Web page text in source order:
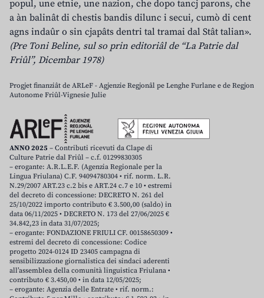
popul, une etnie, une nazion, che dopo tancj parons, che
a àn balinât di chestis bandis dilunc i secui, cumò di cent
agns indaûr o sin cjapâts dentri tal tramai dal Stât talian».
(Pre Toni Beline, sul so prin editoriâl de “La Patrie dal
Friûl”, Dicembar 1978)
Progjet finanziât de ARLeF - Agjenzie Regjonâl pe Lenghe Furlane e de Regjon
Autonome Friûl-Vignesie Julie
ANNO 2025 – Contributi ricevuti da Clape di
Culture Patrie dal Friûl – c.f. 01299830305
– erogante: A.R.L.E.F. (Agenzia Regionale per la
Lingua Friulana) C.F. 94094780304 • rif. norm. L.R.
N.29/2007 ART.23 c.2 bis e ART.24 c.7 e 10 • estremi
del decreto di concessione: DECRETO N. 261 del
25/10/2022 importo contributo € 3.500,00 (saldo) in
data 06/11/2025 • DECRETO N. 173 del 27/06/2025 €
34.842,23 in data 31/07/2025;
– erogante: FONDAZIONE FRIULI CF. 00158650309 •
estremi del decreto di concessione: Codice
progetto 2024-0124 ID 23405 campagna di
sensibilizzazione giornalistica dei sindaci aderenti
all’assemblea della comunità linguistica Friulana •
contributo € 3.450,00 • in data 12/05/2025;
– erogante: Agenzia delle Entrate • rif. norm.: